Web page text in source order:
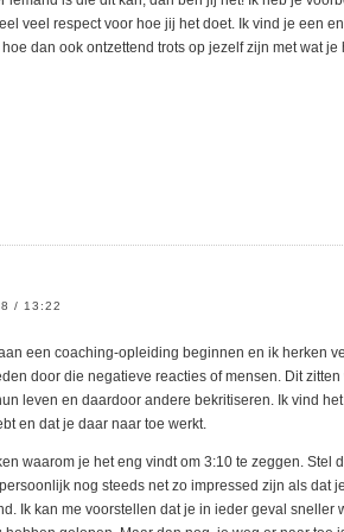
veel respect voor hoe jij het doet. Ik vind je een
dan ook ontzettend trots op jezelf zijn met wat
/ 13:22
een coaching-opleiding beginnen en ik herken
door die negatieve reacties of mensen. Dit
leven en daardoor andere bekritiseren. Ik vind
en dat je daar naar toe werkt.
waarom je het eng vindt om 3:10 te zeggen. Stel
nog steeds net zo impressed zijn als dat
Ik kan me voorstellen dat je in ieder geval sneller